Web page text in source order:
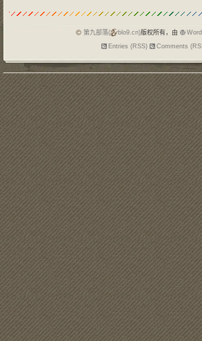
么就到处都“食品不
“
第九部落( blo9.cn)版权所有，由
Entries (RSS)
Comments